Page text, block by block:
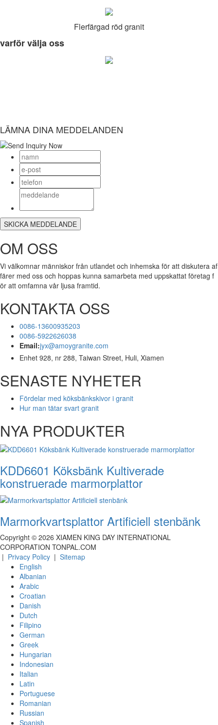
Flerfärgad röd granit
varför välja oss
LÄMNA DINA MEDDELANDEN
OM OSS
Vi välkomnar människor från utlandet och inhemska för att diskutera af
färer med oss och hoppas kunna samarbeta med uppskattat företag f
ör att omfamna vår ljusa framtid.
KONTAKTA OSS
0086-13600935203
0086-5922626038
Email:jyx@amoygranite.com
Enhet 928, nr 288, Taiwan Street, Huli, Xiamen
SENASTE NYHETER
Fördelar med köksbänkskivor i granit
Hur man tätar svart granit
NYA PRODUKTER
KDD6601 Köksbänk Kultiverade
konstruerade marmorplattor
Marmorkvartsplattor Artificiell stenbänk
Copyright © 2026 XIAMEN KING DAY INTERNATIONAL
CORPORATION TONPAL.COM
| Privacy Policy | Sitemap
English
Albanian
Arabic
Croatian
Danish
Dutch
Filipino
German
Greek
Hungarian
Indonesian
Italian
Latin
Portuguese
Romanian
Russian
Spanish